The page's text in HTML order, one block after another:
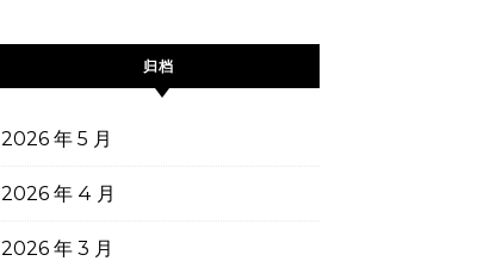
归档
2026 年 5 月
2026 年 4 月
2026 年 3 月